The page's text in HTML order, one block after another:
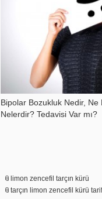
Bipolar Bozukluk Nedir,
Nelerdir? Tedavisi Var mı?
limon zencefil tarçın kürü
tarçın limon zencefil kürü